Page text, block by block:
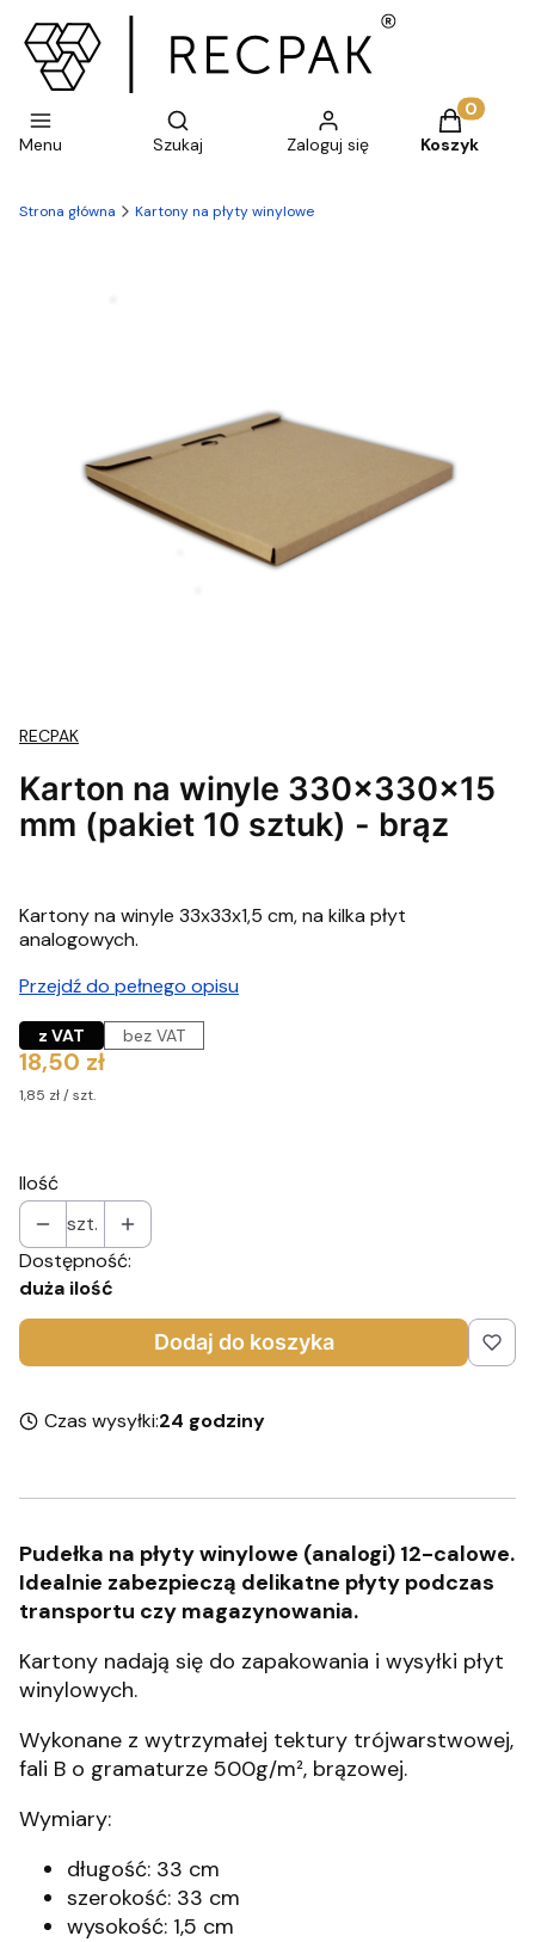
Menu
Otwórz wyszukiwarkę
Szukaj Zaloguj się
Produkty
Koszyk
Strona główna Kartony na płyty winylowe
RECPAK
Karton na winyle 330x330x15
mm (pakiet 10 sztuk) - brąz
Kartony na winyle 33x33x1,5 cm, na kilka płyt
analogowych.
Przejdź do pełnego opisu
z VAT bez VAT
Cena
18,50 zł
1,85 zł / szt.
Ilość
szt.
Dostępność:
duża ilość
Dodaj do koszyka
Czas wysyłki:24 godziny
Pudełka na płyty winylowe (analogi) 12-calowe.
Idealnie zabezpieczą delikatne płyty podczas
transportu czy magazynowania.
Kartony nadają się do zapakowania i wysyłki płyt
winylowych.
Wykonane z wytrzymałej tektury trójwarstwowej,
fali B o gramaturze 500g/m², brązowej.
Wymiary:
długość: 33 cm
szerokość: 33 cm
wysokość: 1,5 cm